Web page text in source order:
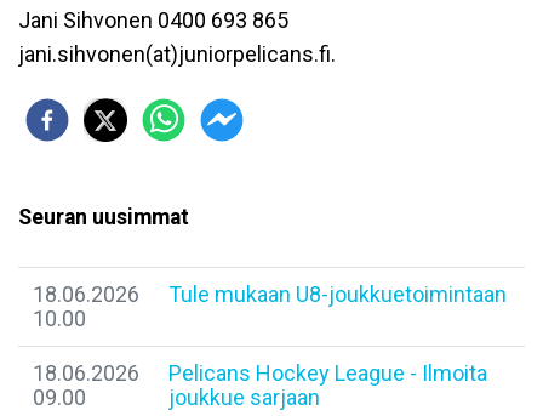
Jani Sihvonen 0400 693 865
jani.sihvonen(at)juniorpelicans.fi.
Seuran uusimmat
18.06.2026
10.00
Tule mukaan U8-joukkuetoimintaan
18.06.2026
09.00
Pelicans Hockey League - Ilmoita
joukkue sarjaan